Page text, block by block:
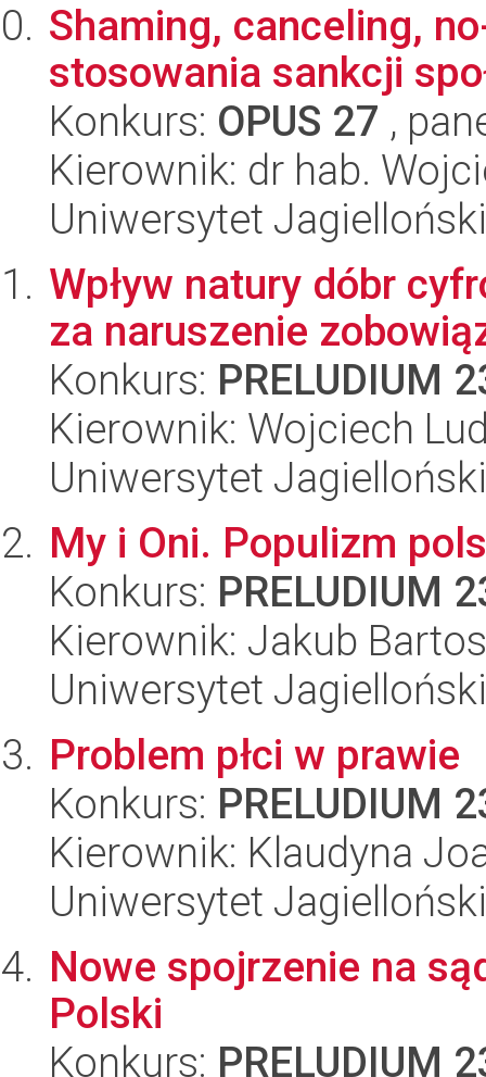
Shaming, canceling,
stosowania sankcji
Konkurs: OPUS 27 ,
Kierownik: dr hab.
Uniwersytet Jagielloński
Wpływ natury dóbr
za naruszenie
Konkurs: PRELUDIUM
Kierownik: Wojciech
Uniwersytet Jagielloński
My i Oni. Populizm
Konkurs: PRELUDIUM
Kierownik: Jakub
Uniwersytet Jagielloński
Problem płci w prawie
Konkurs: PRELUDIUM
Kierownik: Klaudyna
Uniwersytet Jagielloński
Nowe spojrzenie na
Polski
Konkurs: PRELUDIUM